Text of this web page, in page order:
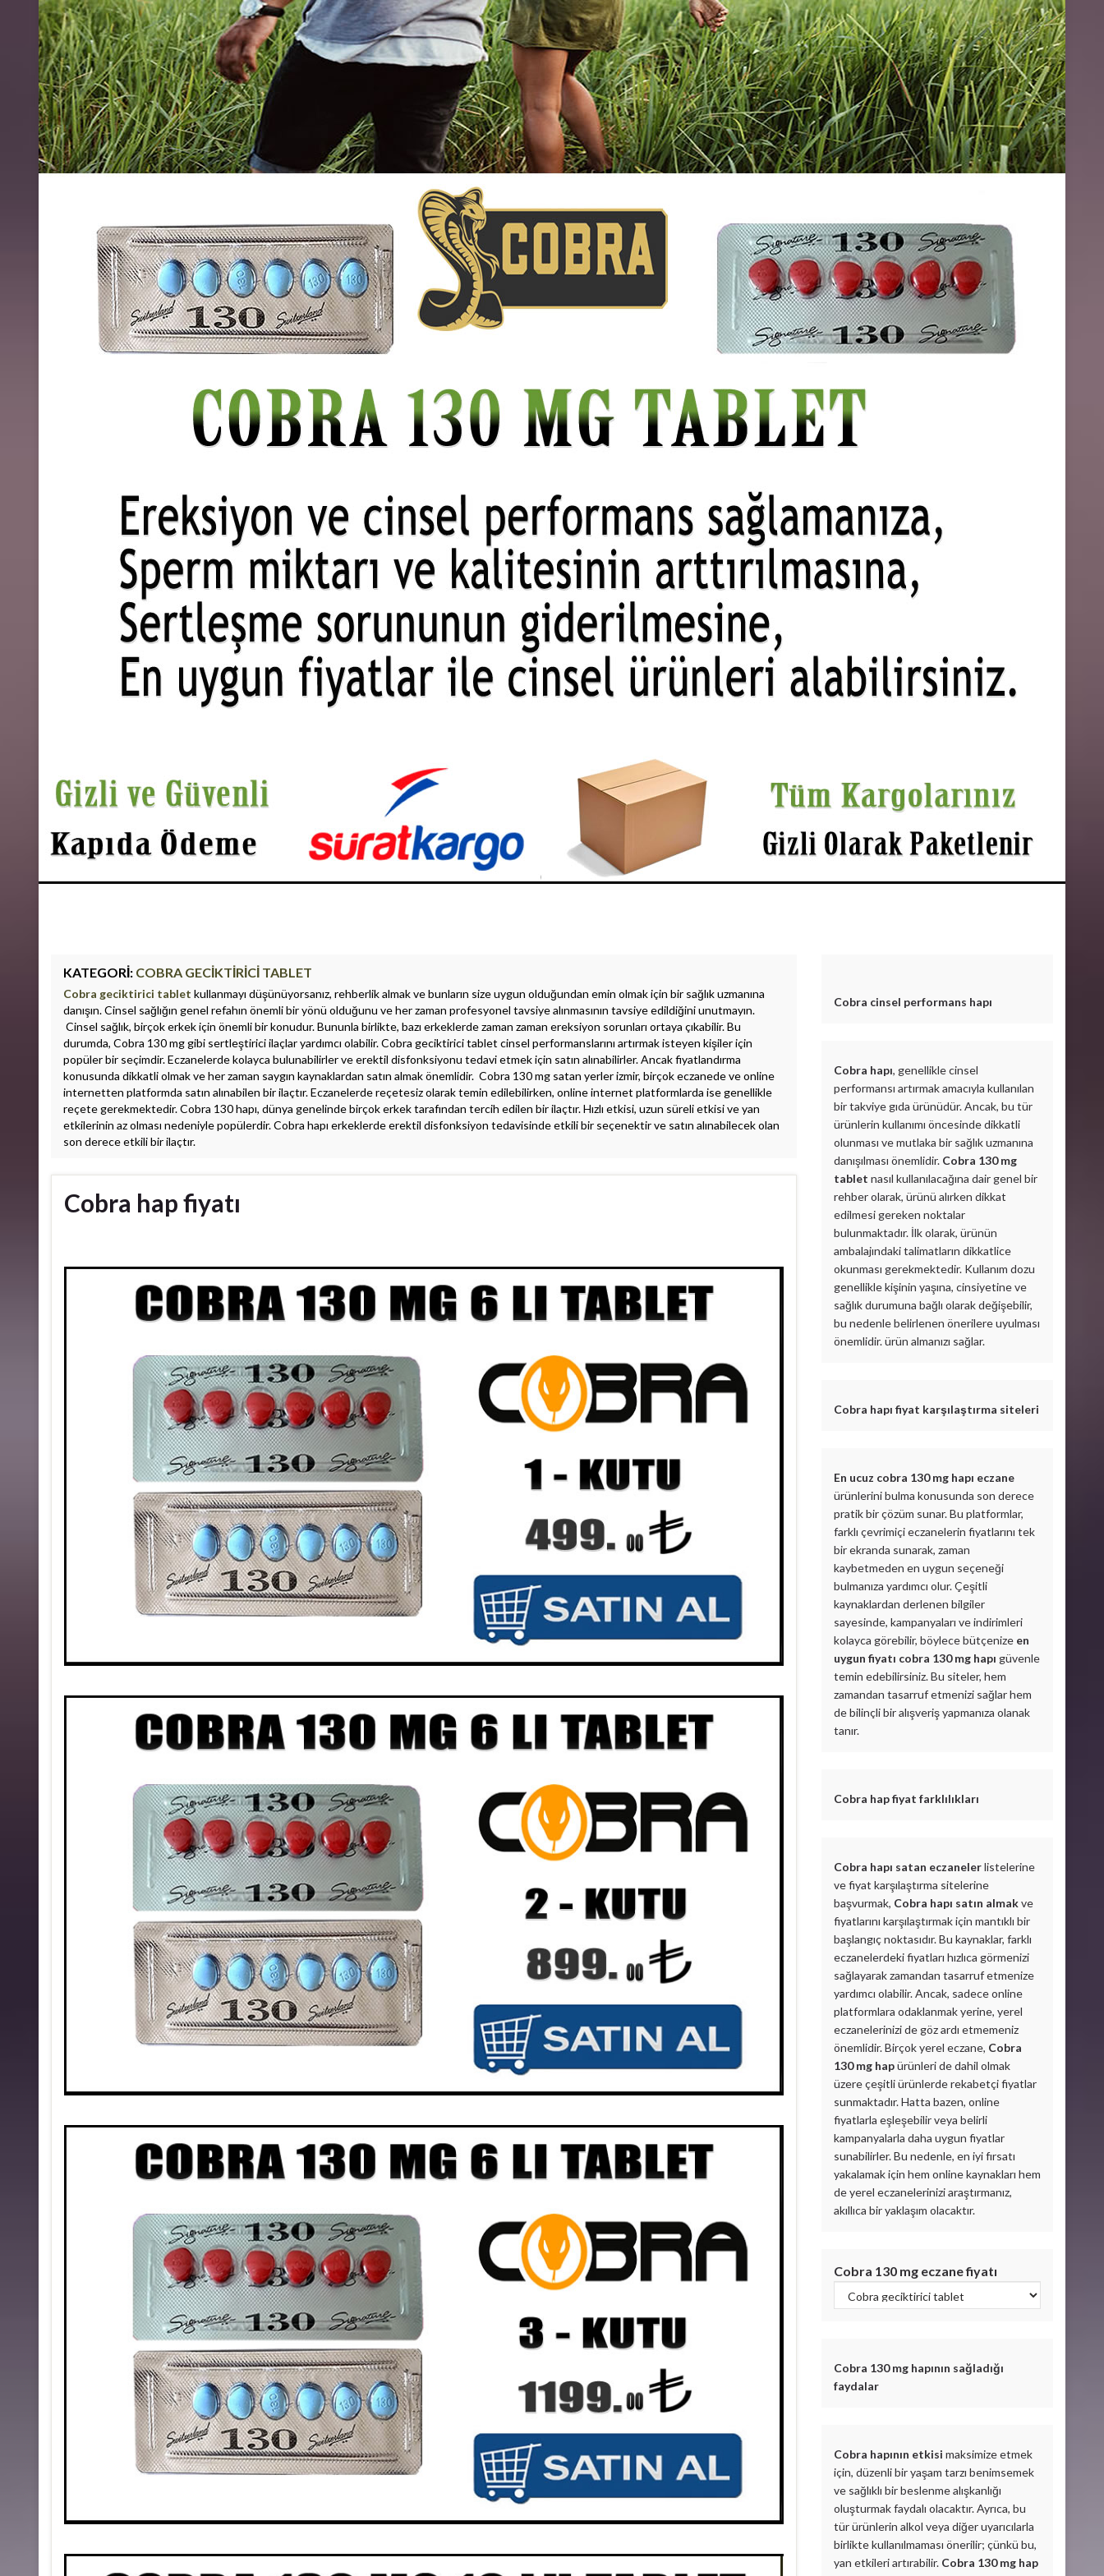
KATEGORI: COBRA GECIKTIRICI TABLET
Cobra geciktirici tablet kullanmayı düşünüyorsanız, rehberlik almak ve bunların size uygun olduğundan emin olmak için bir sağlık uzmanına
danışın. Cinsel sağlığın genel refahın önemli bir yönü olduğunu ve her zaman profesyonel tavsiye alınmasının tavsiye edildiğini unutmayın.
Cinsel sağlık, birçok erkek için önemli bir konudur. Bununla birlikte, bazı erkeklerde zaman zaman ereksiyon sorunları ortaya çıkabilir. Bu
durumda, Cobra 130 mg gibi sertleştirici ilaçlar yardımcı olabilir. Cobra geciktirici tablet cinsel performanslarını artırmak isteyen kişiler için
popüler bir seçimdir. Eczanelerde kolayca bulunabilirler ve erektil disfonksiyonu tedavi etmek için satın alınabilirler. Ancak fiyatlandırma
konusunda dikkatli olmak ve her zaman saygın kaynaklardan satın almak önemlidir. Cobra 130 mg satan yerler izmir, birçok eczanede ve online
internetten platformda satın alınabilen bir ilaçtır. Eczanelerde reçetesiz olarak temin edilebilirken, online internet platformlarda ise genellikle
reçete gerekmektedir. Cobra 130 hapı, dünya genelinde birçok erkek tarafından tercih edilen bir ilaçtır. Hızlı etkisi, uzun süreli etkisi ve yan
etkilerinin az olması nedeniyle popülerdir. Cobra hapı erkeklerde erektil disfonksiyon tedavisinde etkili bir seçenektir ve satın alınabilecek olan
son derece etkili bir ilaçtır.
Cobra hap fiyatı
Cobra cinsel performans hapı
Cobra hapı, genellikle cinsel
performansı artırmak amacıyla kullanılan
bir takviye gıda ürünüdür. Ancak, bu tür
ürünlerin kullanımı öncesinde dikkatli
olunması ve mutlaka bir sağlık uzmanına
danışılması önemlidir. Cobra 130 mg
tablet nasıl kullanılacağına dair genel bir
rehber olarak, ürünü alırken dikkat
edilmesi gereken noktalar
bulunmaktadır. İlk olarak, ürünün
ambalajındaki talimatların dikkatlice
okunması gerekmektedir. Kullanım dozu
genellikle kişinin yaşına, cinsiyetine ve
sağlık durumuna bağlı olarak değişebilir,
bu nedenle belirlenen önerilere uyulması
önemlidir. ürün almanızı sağlar.
Cobra hapı fiyat karşılaştırma siteleri
En ucuz cobra 130 mg hapı eczane
ürünlerini bulma konusunda son derece
pratik bir çözüm sunar. Bu platformlar,
farklı çevrimiçi eczanelerin fiyatlarını tek
bir ekranda sunarak, zaman
kaybetmeden en uygun seçeneği
bulmanıza yardımcı olur. Çeşitli
kaynaklardan derlenen bilgiler
sayesinde, kampanyaları ve indirimleri
kolayca görebilir, böylece bütçenize en
uygun fiyatı cobra 130 mg hapı güvenle
temin edebilirsiniz. Bu siteler, hem
zamandan tasarruf etmenizi sağlar hem
de bilinçli bir alışveriş yapmanıza olanak
tanır.
Cobra hap fiyat farklılıkları
Cobra hapı satan eczanelerlistelerine
ve fiyat karşılaştırma sitelerine
başvurmak, Cobra hapı satın almakve
fiyatlarını karşılaştırmak için mantıklı bir
başlangıç noktasıdır. Bu kaynaklar, farklı
eczanelerdeki fiyatları hızlıca görmenizi
sağlayarak zamandan tasarruf etmenize
yardımcı olabilir. Ancak, sadece online
platformlara odaklanmak yerine, yerel
eczanelerinizi de göz ardı etmemeniz
önemlidir. Birçok yerel eczane, Cobra
130 mg hapürünleri de dahil olmak
üzere çeşitli ürünlerde rekabetçi fiyatlar
sunmaktadır. Hatta bazen, online
fiyatlarla eşleşebilir veya belirli
kampanyalarla daha uygun fiyatlar
sunabilirler. Bu nedenle, en iyi fırsatı
yakalamak için hem online kaynakları hem
de yerel eczanelerinizi araştırmanız,
akıllıca bir yaklaşım olacaktır.
Cobra 130 mgeczane fiyatı
Cobra 130 mghapının sağladığı
faydalar
Cobra hapının etkisi maksimize etmek
için, düzenli bir yaşam tarzı benimsemek
ve sağlıklı bir beslenme alışkanlığı
oluşturmak faydalı olacaktır. Ayrıca, bu
tür ürünlerin alkol veya diğer uyarıcılarla
birlikte kullanılmaması önerilir; çünkü bu,
yan etkileri artırabilir. Cobra 130 mg hap